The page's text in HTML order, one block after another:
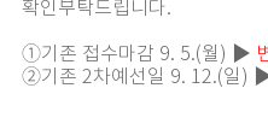
확인부탁드립니다.
①기존 접수마감 9. 5.(월) ▶
②기존 2차예선일 9. 12.(일)